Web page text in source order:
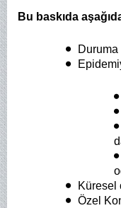
Bu baskıda
Duruma
Küresel
Özel